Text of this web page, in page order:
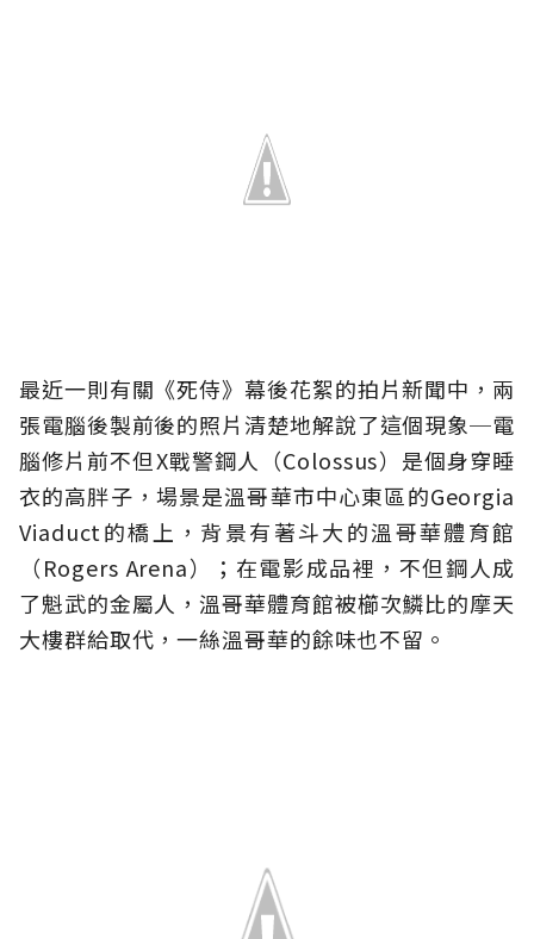
最近一則有關《死侍》幕後花絮的拍片新聞中，兩
張電腦後製前後的照片清楚地解說了這個現象─電
腦修片前不但X戰警鋼人（Colossus）是個身穿睡
衣的高胖子，場景是溫哥華市中心東區的Georgia
Viaduct的橋上，背景有著斗大的溫哥華體育館
（Rogers Arena）；在電影成品裡，不但鋼人成
了魁武的金屬人，溫哥華體育館被櫛次鱗比的摩天
大樓群給取代，一絲溫哥華的餘味也不留。